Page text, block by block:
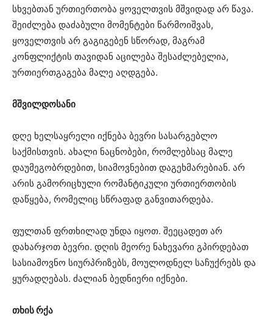
სხვებთან ურთიერთობა ყოველთვის მშვიდად არ წავა.
შეიძლება დაძაბული მომენტები წარმოიშვას,
ყოველთვის არ გაგიგებენ სწორად, მაგრამ
კონფლიქტის თავიდან აცილება შესაძლებელია,
ურთიერთგაგება მალე აღდგება.
მშვილდოსანი
დღე ხელსაყრელი იქნება ბევრი სასარგებლო
საქმისთვის. ახალი ნაცნობები, რომლებსაც მალე
დაუმეგობრდებით, სიამოვნებით დაგეხმარებიან. არ
არის გამორიცხული რომანტიკული ურთიერთობის
დაწყება, რომელიც სწრაფად განვითარდება.
ფულთან ფრთხილად უნდა იყოთ. შეეცადეთ არ
დახარჯოთ ბევრი. დღის მეორე ნახევარი გპირდებათ
სასიამოვნო სიურპრიზებს, მოულოდნელ საჩუქრებს და
ყურადღებას. ძალიან ბედნიერი იქნები.
თხის რქა